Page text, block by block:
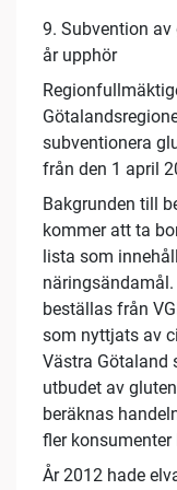
9. Subvention
år upphör
subventionera
från den 1 april
Bakgrunden till
kommer att ta
lista som
beställas från
som nyttjats av
Västra Götaland
utbudet av
beräknas
fler konsumenter
År 2012 hade